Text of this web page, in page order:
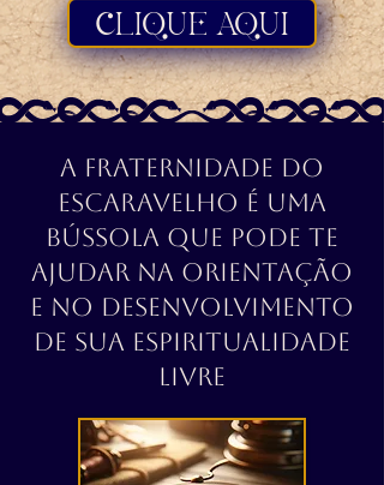
CLIQUE AQUI
A Fraternidade do
Escaravelho é Uma
Bússola que Pode Te
Ajudar na Orientação
e no Desenvolvimento
de Sua Espiritualidade
Livre